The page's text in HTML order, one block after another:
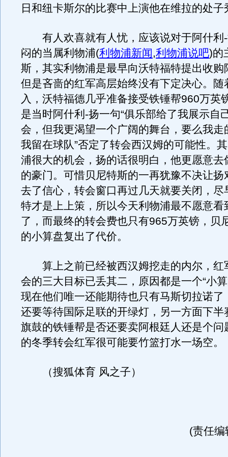
日和纽卡斯尔的比赛中上演他在维拉的处子
有人欢喜就有人忧，应该说对于阿什利-
闷的当属利物浦(利物浦新闻,利物浦说吧)的
斯，其实利物浦是最早向沃特福特提出收购
但是吝啬的红军高层始终没有下定决心。随
入，沃特福德几乎准备接受铁锤帮960万英
是当时阿什利-扬一句“俱乐部给了我展示自
会，但我更渴望一个广阔的舞台，要么我走
我留在球队”否定了转会西汉姆的可能性。
浦很大的机会，扬的话很明白，他更愿意去
的豪门。可惜贝尼特斯的一再犹豫不决让扬
去了信心，转会窗口再过几天就要关闭，尽
特才是上上策，所以今天利物浦最不愿意看
了，而最终的转会费也只有965万英镑，贝
的小算盘复出了代价。
算上之前已经被西汉姆挖走的内尔，红
会的三大目标已丢其二，原因都是一个“小
现在他们唯一还能期待也只有马斯切拉诺了
还要等待国际足联的开绿灯，另一方面下半
旗鼓的铁锤帮是否还要卖阿根廷人还是个问
的冬季转会红军很可能要竹篮打水一场空。
（搜狐体育 风之子）
(责任